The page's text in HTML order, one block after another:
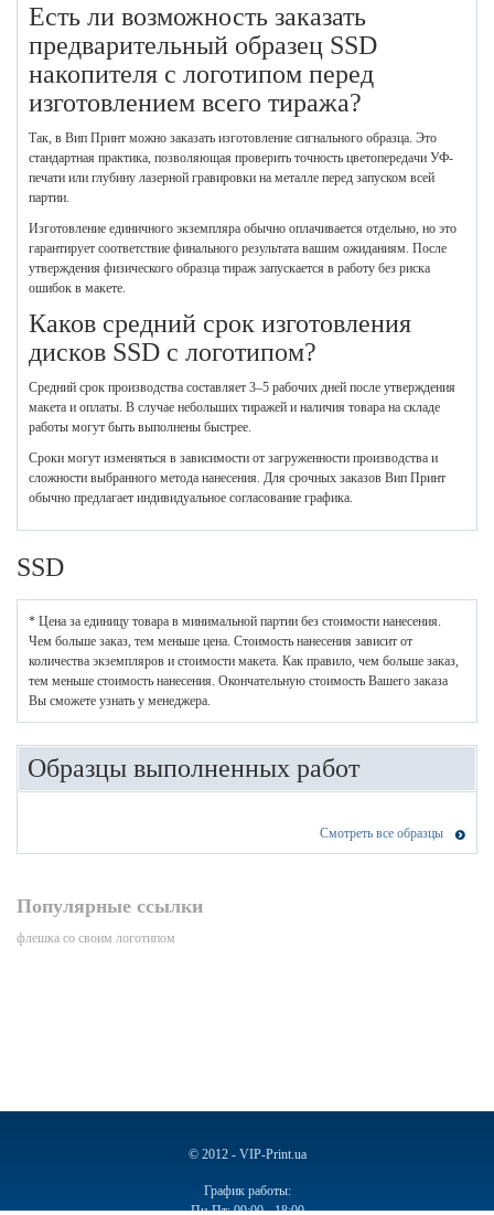
Есть ли возможность заказать
предварительный образец SSD
накопителя с логотипом перед
изготовлением всего тиража?
Так, в Вип Принт можно заказать изготовление сигнального образца. Это
стандартная практика, позволяющая проверить точность цветопередачи УФ-
печати или глубину лазерной гравировки на металле перед запуском всей
партии.
Изготовление единичного экземпляра обычно оплачивается отдельно, но это
гарантирует соответствие финального результата вашим ожиданиям. После
утверждения физического образца тираж запускается в работу без риска
ошибок в макете.
Каков средний срок изготовления
дисков SSD с логотипом?
Средний срок производства составляет 3–5 рабочих дней после утверждения
макета и оплаты. В случае небольших тиражей и наличия товара на складе
работы могут быть выполнены быстрее.
Сроки могут изменяться в зависимости от загруженности производства и
сложности выбранного метода нанесения. Для срочных заказов Вип Принт
обычно предлагает индивидуальное согласование графика.
SSD
* Цена за единицу товара в минимальной партии без стоимости нанесения.
Чем больше заказ, тем меньше цена. Стоимость нанесения зависит от
количества экземпляров и стоимости макета. Как правило, чем больше заказ,
тем меньше стоимость нанесения. Окончательную стоимость Вашего заказа
Вы сможете узнать у менеджера.
Образцы выполненных работ
Смотреть все образцы
Популярные ссылки
флешка со своим логотипом
© 2012 - VIP-Print.ua
График работы:
Пн-Пт: 09:00 - 18:00